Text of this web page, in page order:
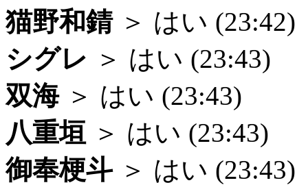
猫野和錆＞ はい (23:42)
シグレ ＞ はい (23:43)
双海＞ はい (23:43)
八重垣 ＞ はい (23:43)
御奉梗斗＞ はい (23:43)